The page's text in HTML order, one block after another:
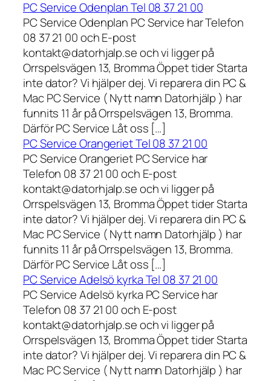
PC Service Odenplan Tel 08 37 21 00
PC Service Odenplan PC Service har Telefon
08 37 21 00 och E-post
kontakt@datorhjalp.se och vi ligger på
Orrspelsvägen 13, Bromma Öppet tider Starta
inte dator? Vi hjälper dej. Vi reparera din PC &
Mac PC Service ( Nytt namn Datorhjälp ) har
funnits 11 år på Orrspelsvägen 13, Bromma.
Därför PC Service Låt oss […]
PC Service Orangeriet Tel 08 37 21 00
PC Service Orangeriet PC Service har
Telefon 08 37 21 00 och E-post
kontakt@datorhjalp.se och vi ligger på
Orrspelsvägen 13, Bromma Öppet tider Starta
inte dator? Vi hjälper dej. Vi reparera din PC &
Mac PC Service ( Nytt namn Datorhjälp ) har
funnits 11 år på Orrspelsvägen 13, Bromma.
Därför PC Service Låt oss […]
PC Service Adelsö kyrka Tel 08 37 21 00
PC Service Adelsö kyrka PC Service har
Telefon 08 37 21 00 och E-post
kontakt@datorhjalp.se och vi ligger på
Orrspelsvägen 13, Bromma Öppet tider Starta
inte dator? Vi hjälper dej. Vi reparera din PC &
Mac PC Service ( Nytt namn Datorhjälp ) har